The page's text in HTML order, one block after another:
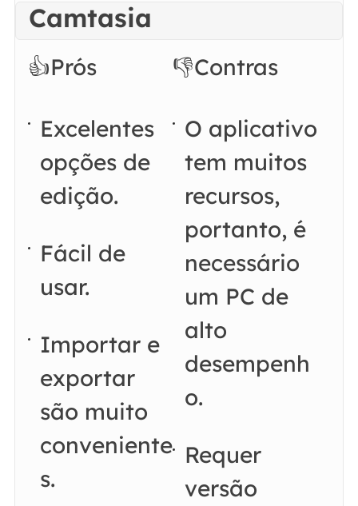
Camtasia
👍Prós
Excelentes
opções de
edição.
Fácil de
usar.
Importar e
exportar
são muito
conveniente
s.
👎Contras
O aplicativo
tem muitos
recursos,
portanto, é
necessário
um PC de
alto
desempenh
o.
Requer
versão